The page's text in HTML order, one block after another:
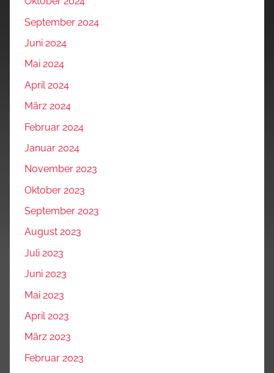
September 2024
Juni 2024
Mai 2024
April 2024
März 2024
Februar 2024
Januar 2024
November 2023
Oktober 2023
September 2023
August 2023
Juli 2023
Juni 2023
Mai 2023
April 2023
März 2023
Februar 2023